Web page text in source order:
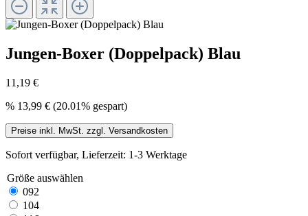
Jungen-Boxer (Doppelpack) Blau
11,19 €
% 13,99 € (20.01% gespart)
Preise inkl. MwSt. zzgl. Versandkosten
Sofort verfügbar, Lieferzeit: 1-3 Werktage
Größe auswählen
092
104